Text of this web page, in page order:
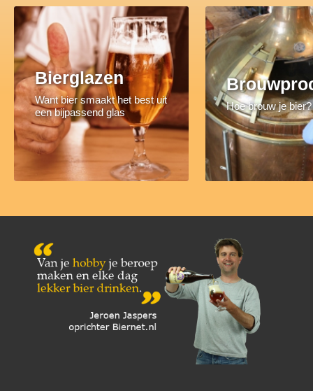
Bierglazen
Want bier smaakt het best uit
een bijpassend glas
Hoe brouw je bier?